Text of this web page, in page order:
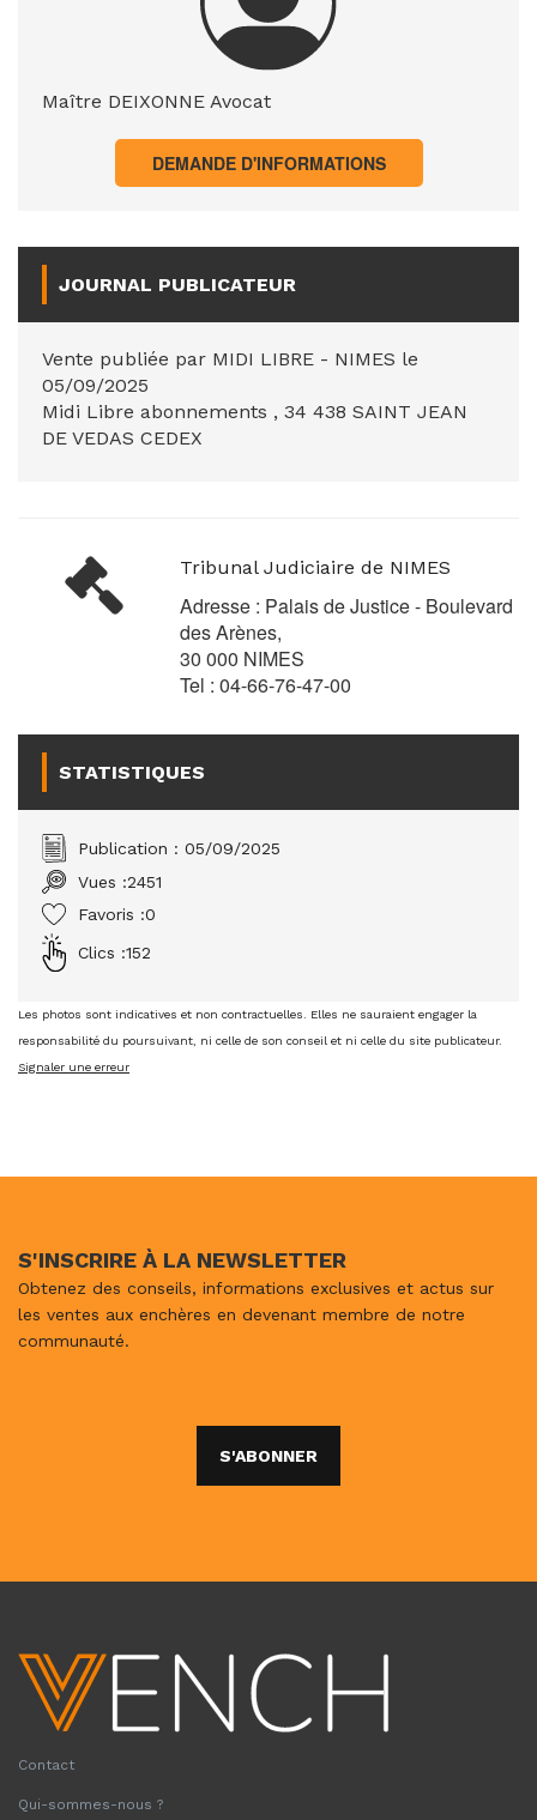
Maître DEIXONNE Avocat
DEMANDE D'INFORMATIONS
JOURNAL PUBLICATEUR
Vente publiée par MIDI LIBRE - NIMES le
05/09/2025
Midi Libre abonnements , 34 438 SAINT JEAN
DE VEDAS CEDEX
Tribunal Judiciaire de NIMES
Adresse : Palais de Justice - Boulevard
des Arènes,
30 000 NIMES
Tel : 04-66-76-47-00
STATISTIQUES
Publication : 05/09/2025
Vues :2451
Favoris :0
Clics :152
Les photos sont indicatives et non contractuelles. Elles ne sauraient engager la
responsabilité du poursuivant, ni celle de son conseil et ni celle du site publicateur.
Signaler une erreur
S'INSCRIRE À LA NEWSLETTER
Obtenez des conseils, informations exclusives et actus sur
les ventes aux enchères en devenant membre de notre
communauté.
S'ABONNER
Contact
Qui-sommes-nous ?